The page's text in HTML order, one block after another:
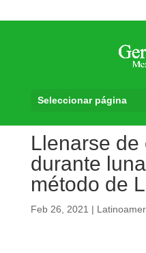
Seleccionar página
Llenarse de
durante
método de
Feb 26, 2021 |